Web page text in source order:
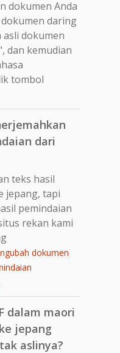
dokumen Anda
daring
asli dokumen
dan kemudian
tombol
dari
teks hasil
jepang, tapi
pemindaian
rekan kami
dokumen
dalam maori
jepang
aslinya?